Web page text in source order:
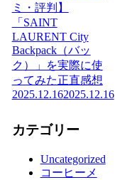
ミ・評判】
「SAINT
LAURENT City
Backpack（バッ
ク）」を実際に使
ってみた正直感想
2025.12.162025.12.16
カテゴリー
Uncategorized
コーヒーメ